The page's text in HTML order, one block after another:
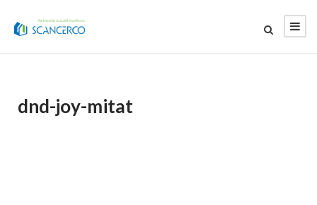
dnd-joy-mitat